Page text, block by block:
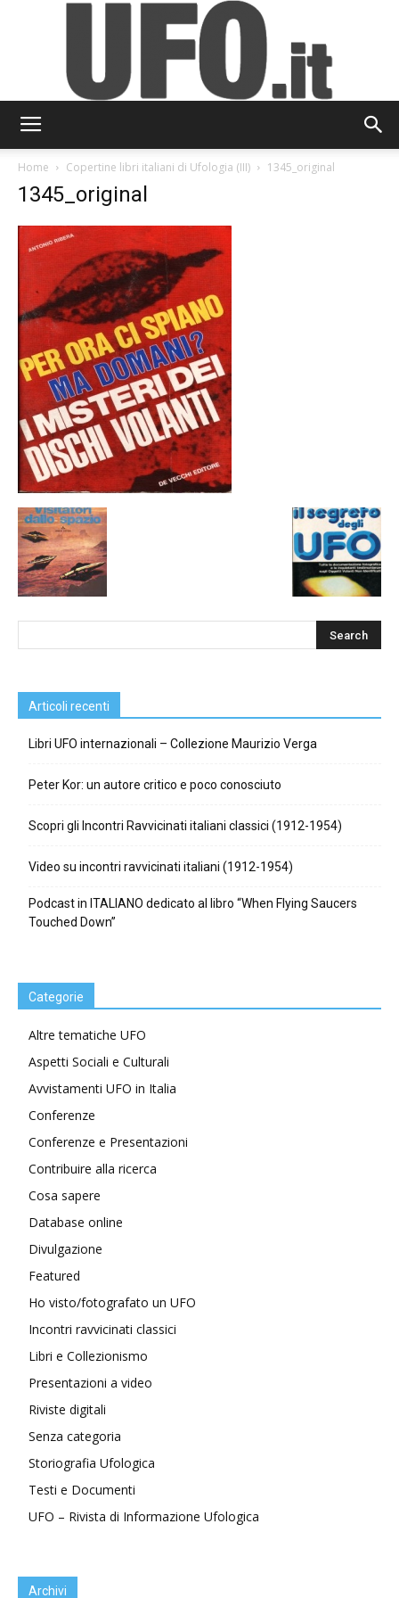
Home Copertine libri italiani di Ufologia (III) 1345_original
1345_original
Articoli recenti
Libri UFO internazionali – Collezione Maurizio Verga
Peter Kor: un autore critico e poco conosciuto
Scopri gli Incontri Ravvicinati italiani classici (1912-1954)
Video su incontri ravvicinati italiani (1912-1954)
Podcast in ITALIANO dedicato al libro “When Flying Saucers
Touched Down”
Categorie
Altre tematiche UFO
Aspetti Sociali e Culturali
Avvistamenti UFO in Italia
Conferenze
Conferenze e Presentazioni
Contribuire alla ricerca
Cosa sapere
Database online
Divulgazione
Featured
Ho visto/fotografato un UFO
Incontri ravvicinati classici
Libri e Collezionismo
Presentazioni a video
Riviste digitali
Senza categoria
Storiografia Ufologica
Testi e Documenti
UFO – Rivista di Informazione Ufologica
Archivi